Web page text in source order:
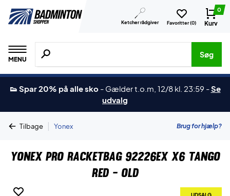
Ketcher rådgiver Favoritter (0)
0
Kurv
MENU
Søg efter produkter, mærker etc.
Søg
👟 Spar 20% på alle sko - Gælder t.o.m, 12/8 kl. 23:59 -Se
udvalg
Tilbage | Yonex Brug for hjælp?
Yonex Pro Racketbag 92226EX X6 Tango
Red - OLD